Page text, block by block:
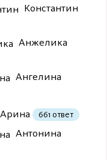
Константин
Анжелика
Ангелина
Арина 661 ответ
Антонина